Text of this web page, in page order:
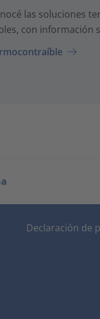
las soluciones
con información
Declaración de